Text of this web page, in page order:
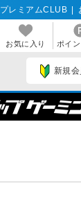
プレミアムCLUB
お気に入り ポイ
新規